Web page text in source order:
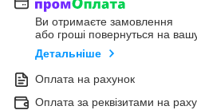
Ви отримаєте замовлення
або гроші повернуться на
Детальніше
Оплата на рахунок
Оплата за реквізитами на